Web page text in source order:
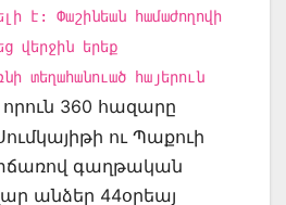
է: Փաշինեան համաժողովի
վերջին երեք
տեղահանուած հայերուն
360 հազարը
ու Պաքուի
գաղթական
անձեր 44օրեայ